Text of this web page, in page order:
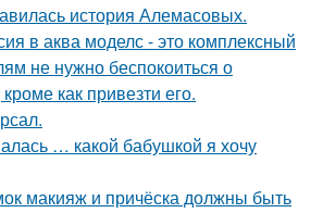
история Алемасовых.
в аква моделс - это комплексный
не нужно беспокоиться о
как привезти его.
… какой бабушкой я хочу
макияж и причёска должны быть